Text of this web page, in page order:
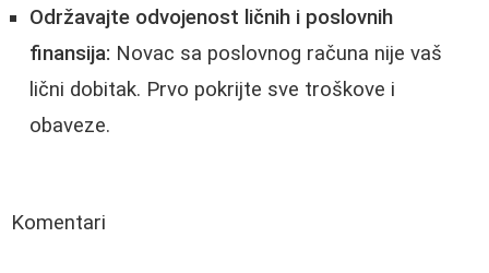
Održavajte odvojenost ličnih i poslovnih
finansija: Novac sa poslovnog računa nije vaš
lični dobitak. Prvo pokrijte sve troškove i
obaveze.
Komentari